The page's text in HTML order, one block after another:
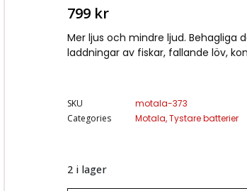
799 kr
Mer ljus och mindre ljud. Behagliga
laddningar av fiskar, fallande löv,
SKU
motala-373
Categories
Motala,Tystare batterier
2 i lager